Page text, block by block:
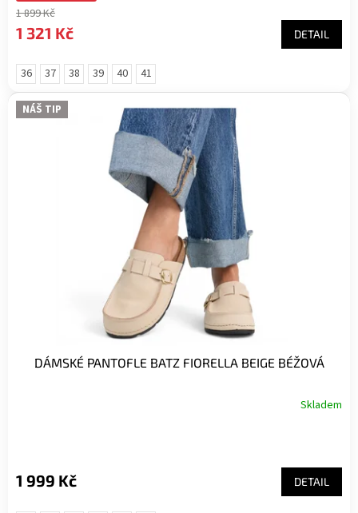
1 899 Kč
1 321 Kč DETAIL
36 37 38 39 40 41
NÁŠ TIP
DÁMSKÉ PANTOFLE BATZ FIORELLA BEIGE BÉŽOVÁ
Skladem
1 999 Kč DETAIL